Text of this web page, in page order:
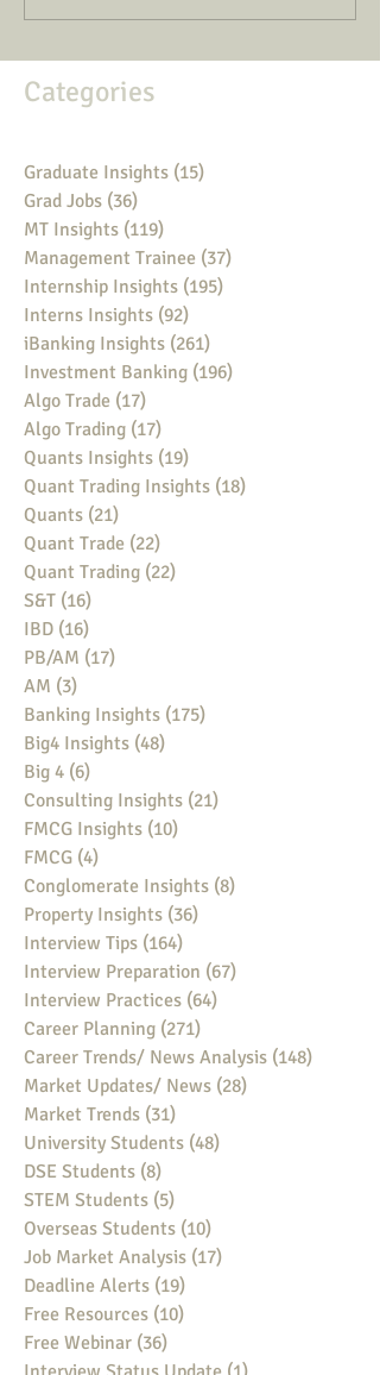
Categories
Graduate Insights (15)
Grad Jobs (36)
MT Insights (119)
Management Trainee (37)
Internship Insights (195)
Interns Insights (92)
iBanking Insights (261)
Investment Banking (196)
Algo Trade (17)
Algo Trading (17)
Quants Insights (19)
Quant Trading Insights (18)
Quants (21)
Quant Trade (22)
Quant Trading (22)
S&T (16)
IBD (16)
PB/AM (17)
AM (3)
Banking Insights (175)
Big4 Insights (48)
Big 4 (6)
Consulting Insights (21)
FMCG Insights (10)
FMCG (4)
Conglomerate Insights (8)
Property Insights (36)
Interview Tips (164)
Interview Preparation (67)
Interview Practices (64)
Career Planning (271)
Career Trends/ News Analysis (148)
Market Updates/ News (28)
Market Trends (31)
University Students (48)
DSE Students (8)
STEM Students (5)
Overseas Students (10)
Job Market Analysis (17)
Deadline Alerts (19)
Free Resources (10)
Free Webinar (36)